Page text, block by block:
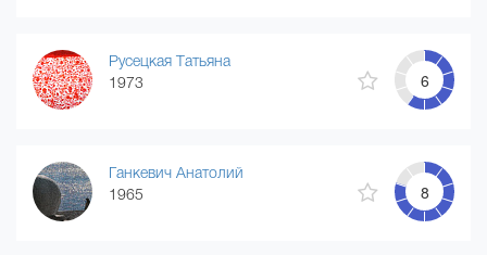
Русецкая Татьяна
1973
6
Ганкевич Анатолий
1965
8